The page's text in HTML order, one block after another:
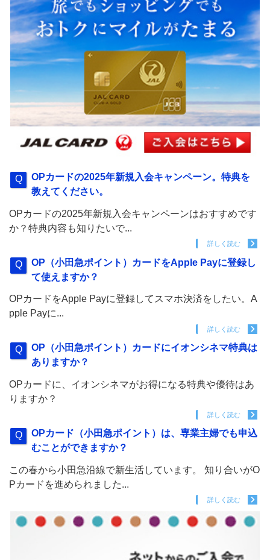
OPカードの2025年新規入会キャンペーン。特典を
教えてください。
OPカードの2025年新規入会キャンペーンはおすすめです
か？特典内容も知りたいで...
詳しく読む
OP（小田急ポイント）カードをApple Payに登録し
て使えますか？
OPカードをApple Payに登録してスマホ決済をしたい。A
pple Payに...
詳しく読む
OP（小田急ポイント）カードにイオンシネマ特典は
ありますか？
OPカードに、イオンシネマがお得になる特典や優待はあ
りますか？
詳しく読む
OPカード（小田急ポイント）は、専業主婦でも申込
むことができますか？
この春から小田急沿線で新生活しています。 知り合いがO
Pカードを進められました...
詳しく読む